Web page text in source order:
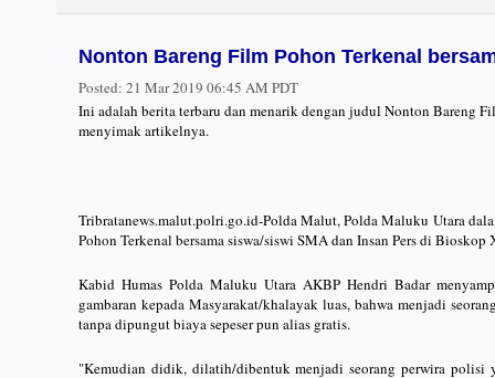
Nonton Bareng Film Pohon Terkenal
Posted: 21 Mar 2019 06:45 AM PDT
Ini adalah berita terbaru dan menarik dengan judul Nonton Bareng
menyimak artikelnya.
Tribratanews.malut.polri.go.id-Polda Malut, Polda Maluku Utara
Pohon Terkenal bersama siswa/siswi SMA dan Insan Pers di
Kabid Humas Polda Maluku Utara AKBP Hendri Badar
gambaran kepada Masyarakat/khalayak luas, bahwa menjadi
tanpa dipungut biaya sepeser pun alias gratis.
"Kemudian didik, dilatih/dibentuk menjadi seorang perwira polisi